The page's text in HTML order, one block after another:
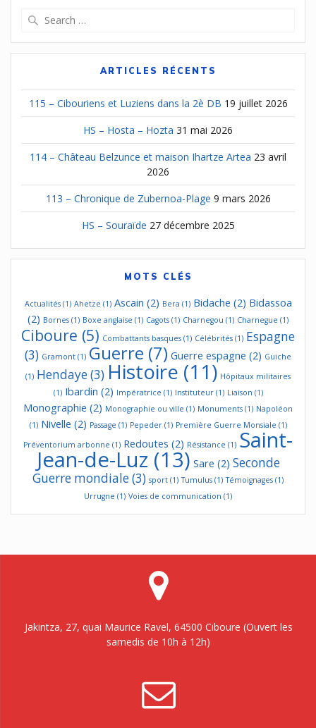
ARTICLES RÉCENTS
115 – Cibouriens et Luziens dans la 2è DB 19 juillet 2026
HS – Hosta – Hozta 31 mai 2026
114 – Château Belzunce et maison Ihartze Artea 23 avril
2026
113 – Chronique de Zubernoa-Plage 9 mars 2026
HS – Souraïde 27 décembre 2025
MOTS CLÉS
Actualités(1) Ahetze (1) Ascain (2) Bera (1) Bidache (2) Bidassoa
(2) Bornes (1) Boxe anglaise (1) Cagots (1) Charnegou (1) Charnegue (1)
Ciboure (5) Combattants basques (1) Célébrités (1) Espagne
(3) Gramont (1) Guerre (7) Guerre espagne (2) Guiche
(1) Hendaye(3) Histoire (11) Hôpitaux militaires
(1) Ibardin (2) Impératrice (1) Instituteur(1) Liaison (1)
Monographie (2) Monographie ou ville (1) Monuments (1) Napoléon
(1) Nivelle (2) Passage (1) Pepeder(1) Première Guerre Monsiale (1)
Préventorium arbonne (1) Redoutes (2) Résistance (1) Saint-
Jean-de-Luz (13) Sare (2) Seconde
Guerre mondiale(3) sport (1) Tumulus (1) Témoignages (1)
Urrugne (1) Voies de communication (1)
Jakintza, 27, quai Maurice Ravel, 64500 Ciboure (Ouvert les
samedis de 10h à 12h)